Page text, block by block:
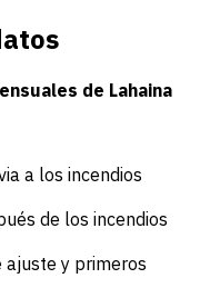
de Lahaina
a los incendios
de los incendios
ajuste y primeros